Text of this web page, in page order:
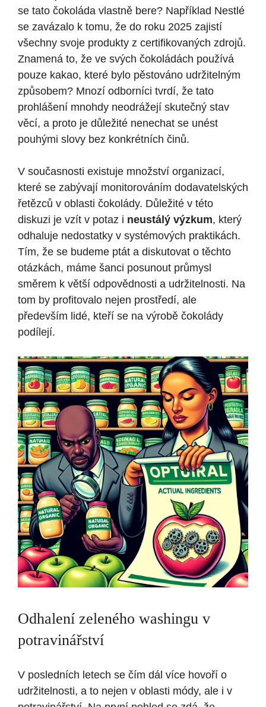
se tato čokoláda vlastně bere? Například Nestlé
se zavázalo k tomu, že do roku 2025 zajistí
všechny svoje produkty z certifikovaných zdrojů.
Znamená to, že ve svých čokoládách používá
pouze kakao, které bylo pěstováno udržitelným
způsobem? Mnozí odborníci tvrdí, že tato
prohlášení mnohdy neodrážejí skutečný stav
věcí, a proto je důležité nenechat se unést
pouhými slovy bez konkrétních činů.
V současnosti existuje množství organizací,
které se zabývají monitorováním dodavatelských
řetězců v oblasti čokolády. Důležité v této
diskuzi je vzít v potaz i neustálý výzkum, který
odhaluje nedostatky v systémových praktikách.
Tím, že se budeme ptát a diskutovat o těchto
otázkách, máme šanci posunout průmysl
směrem k větší odpovědnosti a udržitelnosti. Na
tom by profitovalo nejen prostředí, ale
především lidé, kteří se na výrobě čokolády
podílejí.
Odhalení zeleného washingu v
potravinářství
V posledních letech se čím dál více hovoří o
udržitelnosti, a to nejen v oblasti módy, ale i v